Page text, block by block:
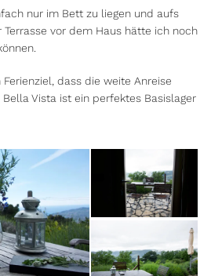
nur im Bett zu liegen und aufs
Terrasse vor dem Haus hätte ich noch
Ferienziel, dass die weite Anreise
Vista ist ein perfektes Basislager